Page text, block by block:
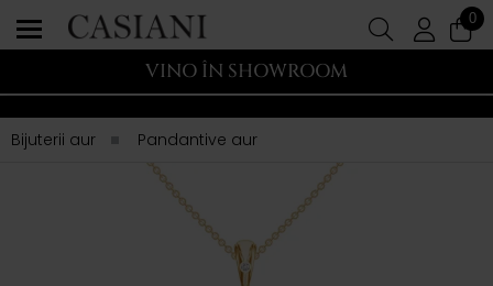
0
VINO ÎN SHOWROOM
Bijuterii aur Pandantive aur